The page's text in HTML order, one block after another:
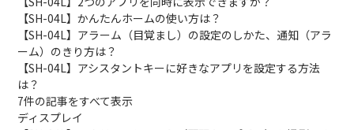
【SH-04L】かんたんホームの使い方は？
【SH-04L】アラーム（目覚まし）の設定のしかた、通知（アラ
ーム）のきり方は？
【SH-04L】アシスタントキーに好きなアプリを設定する方法
は？
7件の記事をすべて表示
ディスプレイ